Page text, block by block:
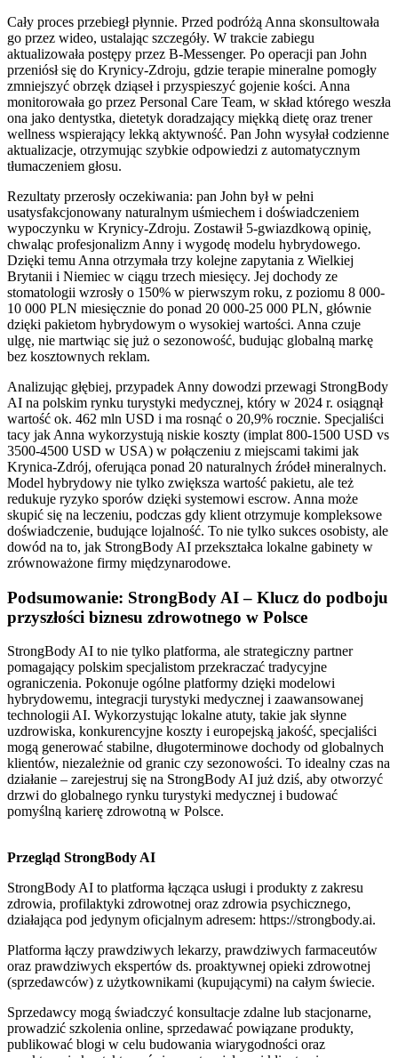
Cały proces przebiegł płynnie. Przed podróżą Anna skonsultowała
go przez wideo, ustalając szczegóły. W trakcie zabiegu
aktualizowała postępy przez B-Messenger. Po operacji pan John
przeniósł się do Krynicy-Zdroju, gdzie terapie mineralne pomogły
zmniejszyć obrzęk dziąseł i przyspieszyć gojenie kości. Anna
monitorowała go przez Personal Care Team, w skład którego weszła
ona jako dentystka, dietetyk doradzający miękką dietę oraz trener
wellness wspierający lekką aktywność. Pan John wysyłał codzienne
aktualizacje, otrzymując szybkie odpowiedzi z automatycznym
tłumaczeniem głosu.
Rezultaty przerosły oczekiwania: pan John był w pełni
usatysfakcjonowany naturalnym uśmiechem i doświadczeniem
wypoczynku w Krynicy-Zdroju. Zostawił 5-gwiazdkową opinię,
chwaląc profesjonalizm Anny i wygodę modelu hybrydowego.
Dzięki temu Anna otrzymała trzy kolejne zapytania z Wielkiej
Brytanii i Niemiec w ciągu trzech miesięcy. Jej dochody ze
stomatologii wzrosły o 150% w pierwszym roku, z poziomu 8 000-
10 000 PLN miesięcznie do ponad 20 000-25 000 PLN, głównie
dzięki pakietom hybrydowym o wysokiej wartości. Anna czuje
ulgę, nie martwiąc się już o sezonowość, budując globalną markę
bez kosztownych reklam.
Analizując głębiej, przypadek Anny dowodzi przewagi StrongBody
AI na polskim rynku turystyki medycznej, który w 2024 r. osiągnął
wartość ok. 462 mln USD i ma rosnąć o 20,9% rocznie. Specjaliści
tacy jak Anna wykorzystują niskie koszty (implat 800-1500 USD vs
3500-4500 USD w USA) w połączeniu z miejscami takimi jak
Krynica-Zdrój, oferująca ponad 20 naturalnych źródeł mineralnych.
Model hybrydowy nie tylko zwiększa wartość pakietu, ale też
redukuje ryzyko sporów dzięki systemowi escrow. Anna może
skupić się na leczeniu, podczas gdy klient otrzymuje kompleksowe
doświadczenie, budujące lojalność. To nie tylko sukces osobisty, ale
dowód na to, jak StrongBody AI przekształca lokalne gabinety w
zrównoważone firmy międzynarodowe.
Podsumowanie: StrongBody AI – Klucz do podboju
przyszłości biznesu zdrowotnego w Polsce
StrongBody AI to nie tylko platforma, ale strategiczny partner
pomagający polskim specjalistom przekraczać tradycyjne
ograniczenia. Pokonuje ogólne platformy dzięki modelowi
hybrydowemu, integracji turystyki medycznej i zaawansowanej
technologii AI. Wykorzystując lokalne atuty, takie jak słynne
uzdrowiska, konkurencyjne koszty i europejską jakość, specjaliści
mogą generować stabilne, długoterminowe dochody od globalnych
klientów, niezależnie od granic czy sezonowości. To idealny czas na
działanie – zarejestruj się na StrongBody AI już dziś, aby otworzyć
drzwi do globalnego rynku turystyki medycznej i budować
pomyślną karierę zdrowotną w Polsce.
Przegląd StrongBody AI
StrongBody AI to platforma łącząca usługi i produkty z zakresu
zdrowia, profilaktyki zdrowotnej oraz zdrowia psychicznego,
działająca pod jedynym oficjalnym adresem: https://strongbody.ai.
Platforma łączy prawdziwych lekarzy, prawdziwych farmaceutów
oraz prawdziwych ekspertów ds. proaktywnej opieki zdrowotnej
(sprzedawców) z użytkownikami (kupującymi) na całym świecie.
Sprzedawcy mogą świadczyć konsultacje zdalne lub stacjonarne,
prowadzić szkolenia online, sprzedawać powiązane produkty,
publikować blogi w celu budowania wiarygodności oraz